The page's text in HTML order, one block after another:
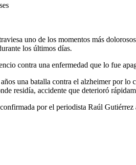
uno de los momentos más
los últimos días.
contra una enfermedad que lo fue
una batalla contra el alzheimer por
residía, accidente que deterioró
por el periodista Raúl Gutiérrez